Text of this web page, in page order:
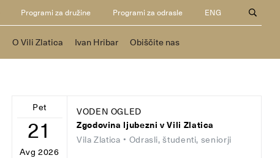
Programi za družine Programi za odrasle ENG
O Vili Zlatica Ivan Hribar Obiščite nas
Pet
21
Avg 2026
VODEN OGLED
Zgodovina ljubezni v Vili Zlatica
Vila Zlatica • Odrasli, študenti, seniorji